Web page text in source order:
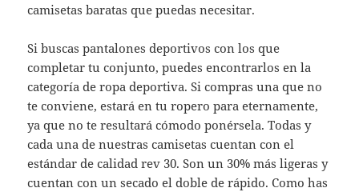
camisetas baratas que puedas necesitar.
Si buscas pantalones deportivos con los que
completar tu conjunto, puedes encontrarlos en la
categoría de ropa deportiva. Si compras una que no
te conviene, estará en tu ropero para eternamente,
ya que no te resultará cómodo ponérsela. Todas y
cada una de nuestras camisetas cuentan con el
estándar de calidad rev 30. Son un 30% más ligeras y
cuentan con un secado el doble de rápido. Como has